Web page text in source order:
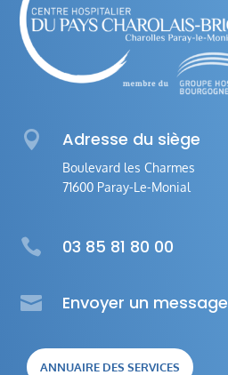
 Adresse du siège
Boulevard les Charmes
71600 Paray-Le-Monial
 03 85 81 80 00
 Envoyer un message
ANNUAIRE DES SERVICES